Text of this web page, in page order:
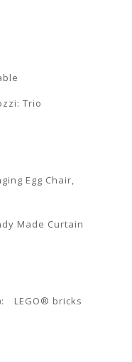
Trio
Egg Chair,
Made Curtain
LEGO® bricks